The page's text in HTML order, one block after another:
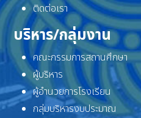
ติดต่อเรา
บริหาร/กลุ่มงาน
คณะกรรมการสถานศึกษา
ผู้บริหาร
ผู้อำนวยการโรงเรียน
กลุ่มบริหารงบประมาณ